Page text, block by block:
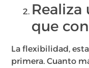
Realiza
que
La flexibilidad,
primera. Cuanto